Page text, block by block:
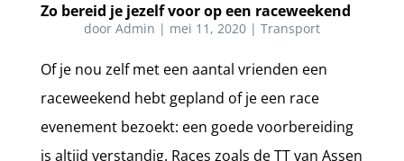
Zo bereid je jezelf voor op een raceweekend
door Admin | mei 11, 2020| Transport
Of je nou zelf met een aantal vrienden een
raceweekend hebt gepland of je een race
evenement bezoekt: een goede voorbereiding
is altijd verstandig. Races zoals de TT van Assen